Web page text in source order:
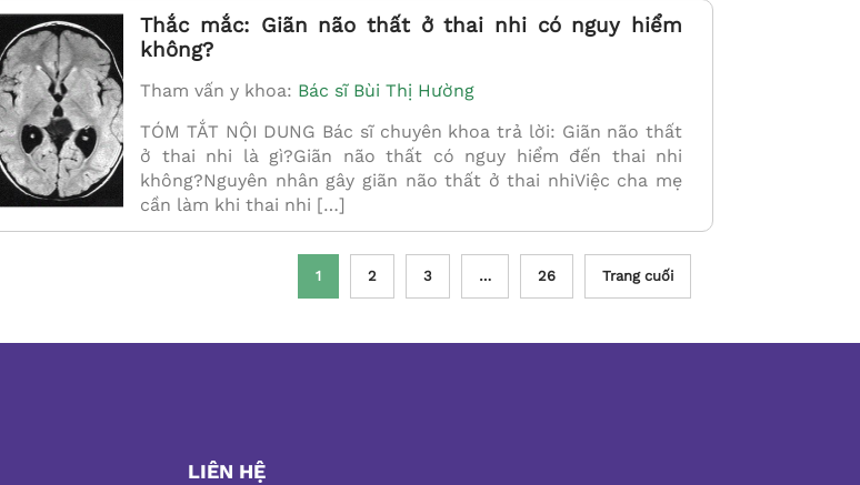
Thắc mắc: Giãn não thất ở thai nhi có nguy hiểm
không?
Tham vấn y khoa: Bác sĩ Bùi Thị Hường
TÓM TẮT NỘI DUNG Bác sĩ chuyên khoa trả lời: Giãn não thất
ở thai nhi là gì?Giãn não thất có nguy hiểm đến thai nhi
không?Nguyên nhân gây giãn não thất ở thai nhiViệc cha mẹ
cần làm khi thai nhi […]
1 2 3 … 26 Trang cuối
LIÊN HỆ